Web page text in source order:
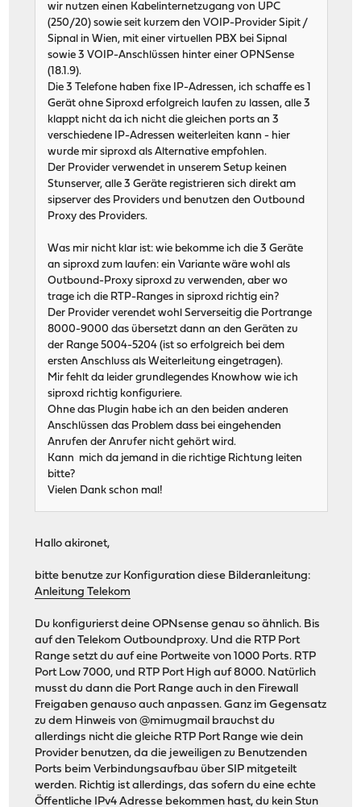
wir nutzen einen Kabelinternetzugang von UPC
(250/20) sowie seit kurzem den VOIP-Provider Sipit /
Sipnal in Wien, mit einer virtuellen PBX bei Sipnal
sowie 3 VOIP-Anschlüssen hinter einer OPNSense
(18.1.9).
Die 3 Telefone haben fixe IP-Adressen, ich schaffe es 1
Gerät ohne Siproxd erfolgreich laufen zu lassen, alle 3
klappt nicht da ich nicht die gleichen ports an 3
verschiedene IP-Adressen weiterleiten kann - hier
wurde mir siproxd als Alternative empfohlen.
Der Provider verwendet in unserem Setup keinen
Stunserver, alle 3 Geräte registrieren sich direkt am
sipserver des Providers und benutzen den Outbound
Proxy des Providers.
Was mir nicht klar ist: wie bekomme ich die 3 Geräte
an siproxd zum laufen: ein Variante wäre wohl als
Outbound-Proxy siproxd zu verwenden, aber wo
trage ich die RTP-Ranges in siproxd richtig ein?
Der Provider verendet wohl Serverseitig die Portrange
8000-9000 das übersetzt dann an den Geräten zu
der Range 5004-5204 (ist so erfolgreich bei dem
ersten Anschluss als Weiterleitung eingetragen).
Mir fehlt da leider grundlegendes Knowhow wie ich
siproxd richtig konfiguriere.
Ohne das Plugin habe ich an den beiden anderen
Anschlüssen das Problem dass bei eingehenden
Anrufen der Anrufer nicht gehört wird.
Kann mich da jemand in die richtige Richtung leiten
bitte?
Vielen Dank schon mal!
Hallo akironet,
bitte benutze zur Konfiguration diese Bilderanleitung:
Anleitung Telekom
Du konfigurierst deine OPNsense genau so ähnlich. Bis
auf den Telekom Outboundproxy. Und die RTP Port
Range setzt du auf eine Portweite von 1000 Ports. RTP
Port Low 7000, und RTP Port High auf 8000. Natürlich
musst du dann die Port Range auch in den Firewall
Freigaben genauso auch anpassen. Ganz im Gegensatz
zu dem Hinweis von @mimugmail brauchst du
allerdings nicht die gleiche RTP Port Range wie dein
Provider benutzen, da die jeweiligen zu Benutzenden
Ports beim Verbindungsaufbau über SIP mitgeteilt
werden. Richtig ist allerdings, das sofern du eine echte
Öffentliche IPv4 Adresse bekommen hast, du kein Stun